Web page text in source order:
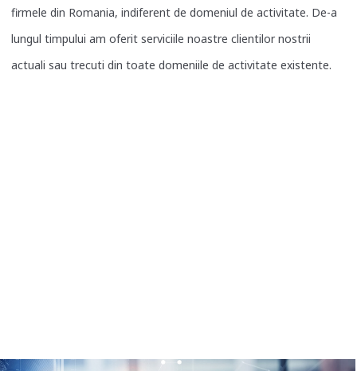
firmele din Romania, indiferent de domeniul de activitate. De-a
lungul timpului am oferit serviciile noastre clientilor nostrii
actuali sau trecuti din toate domeniile de activitate existente.